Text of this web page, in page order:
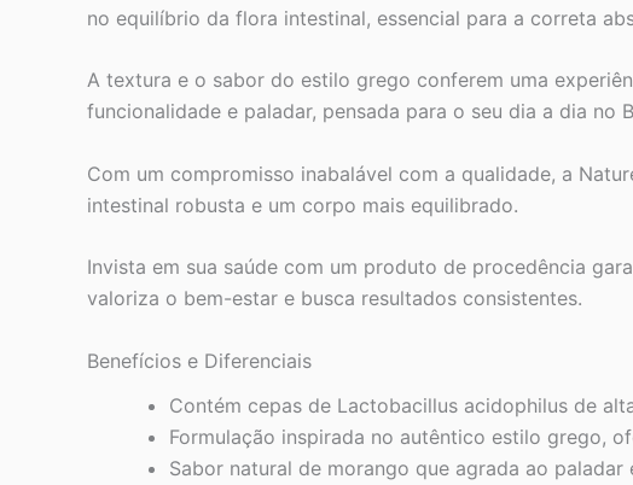
no equilíbrio da flora intestinal, essencial para a correta
A textura e o sabor do estilo grego conferem uma
funcionalidade e paladar, pensada para o seu dia a dia no
Com um compromisso inabalável com a qualidade, a
intestinal robusta e um corpo mais equilibrado.
Invista em sua saúde com um produto de procedência
valoriza o bem-estar e busca resultados consistentes.
Benefícios e Diferenciais
Contém cepas de Lactobacillus acidophilus de
Formulação inspirada no autêntico estilo grego,
Sabor natural de morango que agrada ao